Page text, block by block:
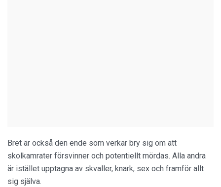
Bret är också den ende som verkar bry sig om att
skolkamrater försvinner och potentiellt mördas. Alla andra
är istället upptagna av skvaller, knark, sex och framför allt
sig själva.